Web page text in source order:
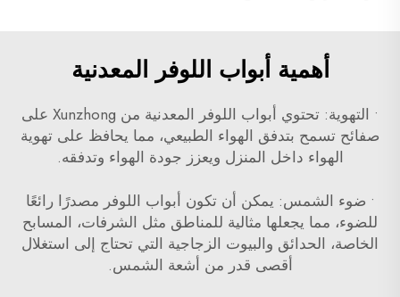
أهمية أبواب اللوفر المعدنية
• التهوية: تحتوي أبواب اللوفر المعدنية من Xunzhong على
صفائح تسمح بتدفق الهواء الطبيعي، مما يحافظ على تهوية
الهواء داخل المنزل ويعزز جودة الهواء وتدفقه.
• ضوء الشمس: يمكن أن تكون أبواب اللوفر مصدرًا رائعًا
للضوء، مما يجعلها مثالية للمناطق مثل الشرفات، المسابح
الخاصة، الحدائق والبيوت الزجاجية التي تحتاج إلى استغلال
أقصى قدر من أشعة الشمس.